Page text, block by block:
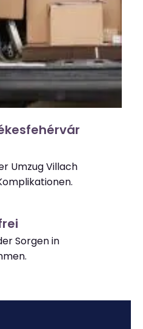
Umzug Villach
Sorgen in